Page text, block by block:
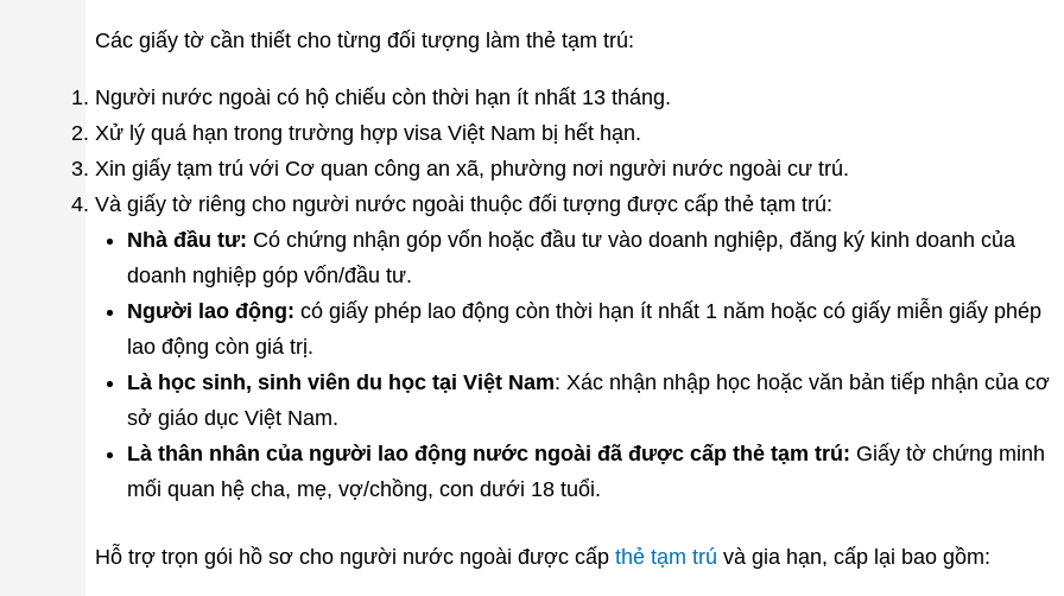
Các giấy tờ cần thiết cho từng đối tượng làm thẻ tạm trú:
Người nước ngoài có hộ chiếu còn thời hạn ít nhất 13 tháng.
Xử lý quá hạn trong trường hợp visa Việt Nam bị hết hạn.
Xin giấy tạm trú với Cơ quan công an xã, phường nơi người nước ngoài cư trú.
Và giấy tờ riêng cho người nước ngoài thuộc đối tượng được cấp thẻ tạm trú:
Nhà đầu tư: Có chứng nhận góp vốn hoặc đầu tư vào doanh nghiệp, đăng ký kinh doanh của
doanh nghiệp góp vốn/đầu tư.
Người lao động: có giấy phép lao động còn thời hạn ít nhất 1 năm hoặc có giấy miễn giấy phép
lao động còn giá trị.
Là học sinh, sinh viên du học tại Việt Nam: Xác nhận nhập học hoặc văn bản tiếp nhận của cơ
sở giáo dục Việt Nam.
Là thân nhân của người lao động nước ngoài đã được cấp thẻ tạm trú: Giấy tờ chứng minh
mối quan hệ cha, mẹ, vợ/chồng, con dưới 18 tuổi.
Hỗ trợ trọn gói hồ sơ cho người nước ngoài được cấp thẻ tạm trú và gia hạn, cấp lại bao gồm: